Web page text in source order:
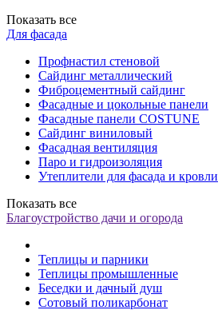
Показать все
Для фасада
Профнастил стеновой
Сайдинг металлический
Фиброцементный сайдинг
Фасадные и цокольные панели
Фасадные панели COSTUNE
Сайдинг виниловый
Фасадная вентиляция
Паро и гидроизоляция
Утеплители для фасада и кровли
Показать все
Благоустройство дачи и огорода
Теплицы и парники
Теплицы промышленные
Беседки и дачный душ
Сотовый поликарбонат